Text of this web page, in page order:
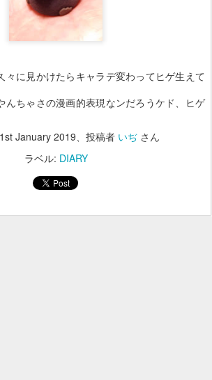
々に見かけたらキャラデ変わってヒゲ生えて
んちゃさの漫画的表現なンだろうケド、ヒゲ
January 2019 、投稿者 いぢ さん
ラベル: DIARY